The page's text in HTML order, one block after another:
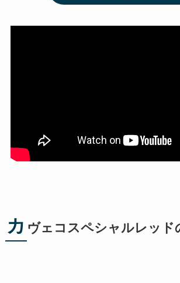
カ ヴェコスペシャルレッド